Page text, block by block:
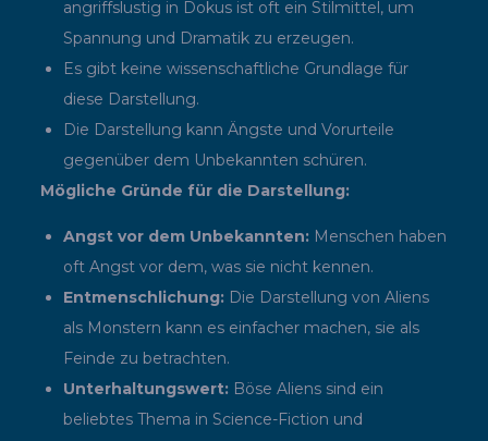
angriffslustig in Dokus ist oft ein Stilmittel, um
Spannung und Dramatik zu erzeugen.
Es gibt keine wissenschaftliche Grundlage für
diese Darstellung.
Die Darstellung kann Ängste und Vorurteile
gegenüber dem Unbekannten schüren.
Mögliche Gründe für die Darstellung:
Angst vor dem Unbekannten: Menschen haben
oft Angst vor dem, was sie nicht kennen.
Entmenschlichung: Die Darstellung von Aliens
als Monstern kann es einfacher machen, sie als
Feinde zu betrachten.
Unterhaltungswert: Böse Aliens sind ein
beliebtes Thema in Science-Fiction und